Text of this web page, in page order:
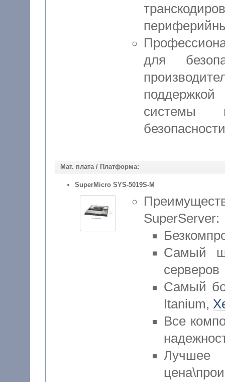
для
системы
Мат. плата / Платформа:
SuperMicro SYS-5019S-M
SuperServer:
Самый
серверов
Самый
Itanium,
Все